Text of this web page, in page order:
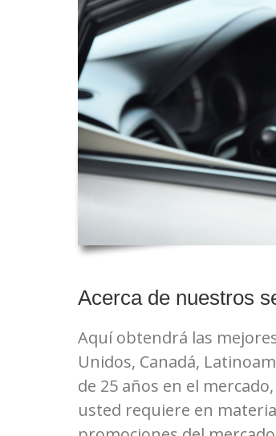
Acerca de nuestros
Aquí obtendrá las
Unidos, Canadá,
de 25 años en el
usted requiere en